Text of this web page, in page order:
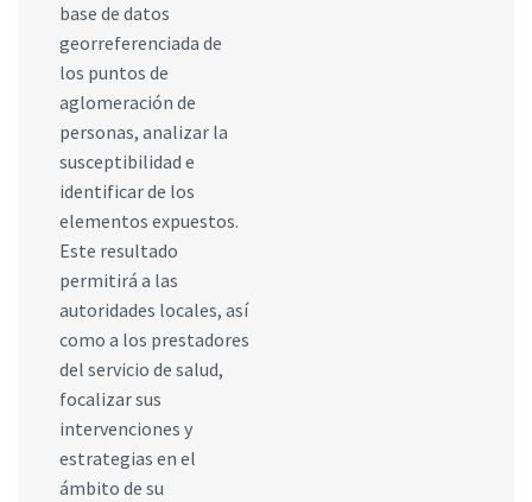
base de datos
georreferenciada de
los puntos de
aglomeración de
personas, analizar la
susceptibilidad e
identificar de los
elementos expuestos.
Este resultado
permitirá a las
autoridades locales, así
como a los prestadores
del servicio de salud,
focalizar sus
intervenciones y
estrategias en el
ámbito de su